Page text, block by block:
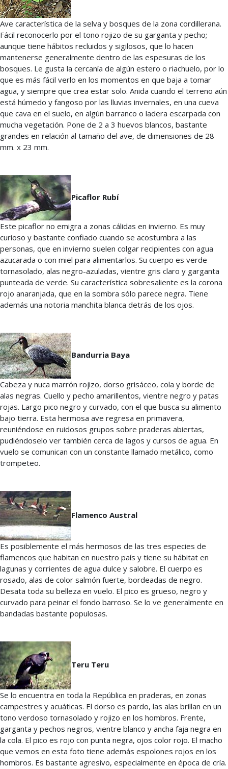
Ave característica de la selva y bosques de la zona cordillerana.
Fácil reconocerlo por el tono rojizo de su garganta y pecho;
aunque tiene hábitos recluidos y sigilosos, que lo hacen
mantenerse generalmente dentro de las espesuras de los
bosques. Le gusta la cercanía de algún estero o riachuelo, por lo
que es más fácil verlo en los momentos en que baja a tomar
agua, y siempre que crea estar solo. Anida cuando el terreno aún
está húmedo y fangoso por las lluvias invernales, en una cueva
que cava en el suelo, en algún barranco o ladera escarpada con
mucha vegetación. Pone de 2 a 3 huevos blancos, bastante
grandes en relación al tamaño del ave, de dimensiones de 28
mm. x 23 mm.
Picaflor Rubí
Este picaflor no emigra a zonas cálidas en invierno. Es muy
curioso y bastante confiado cuando se acostumbra a las
personas, que en invierno suelen colgar recipientes con agua
azucarada o con miel para alimentarlos. Su cuerpo es verde
tornasolado, alas negro-azuladas, vientre gris claro y garganta
punteada de verde. Su característica sobresaliente es la corona
rojo anaranjada, que en la sombra sólo parece negra. Tiene
además una notoria manchita blanca detrás de los ojos.
Bandurria Baya
Cabeza y nuca marrón rojizo, dorso grisáceo, cola y borde de
alas negras. Cuello y pecho amarillentos, vientre negro y patas
rojas. Largo pico negro y curvado, con el que busca su alimento
bajo tierra. Esta hermosa ave regresa en primavera,
reuniéndose en ruidosos grupos sobre praderas abiertas,
pudiéndoselo ver también cerca de lagos y cursos de agua. En
vuelo se comunican con un constante llamado metálico, como
trompeteo.
Flamenco Austral
Es posiblemente el más hermosos de las tres especies de
flamencos que habitan en nuestro país y tiene su hábitat en
lagunas y corrientes de agua dulce y salobre. El cuerpo es
rosado, alas de color salmón fuerte, bordeadas de negro.
Desata toda su belleza en vuelo. El pico es grueso, negro y
curvado para peinar el fondo barroso. Se lo ve generalmente en
bandadas bastante populosas.
Teru Teru
Se lo encuentra en toda la República en praderas, en zonas
campestres y acuáticas. El dorso es pardo, las alas brillan en un
tono verdoso tornasolado y rojizo en los hombros. Frente,
garganta y pechos negros, vientre blanco y ancha faja negra en
la cola. El pico es rojo con punta negra, ojos color rojo. El macho
que vemos en esta foto tiene además espolones rojos en los
hombros. Es bastante agresivo, especialmente en época de cría.